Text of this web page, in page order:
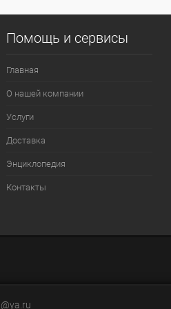
Помощь и сервисы
Главная
О нашей компании
Услуги
Доставка
Энциклопедия
Контакты